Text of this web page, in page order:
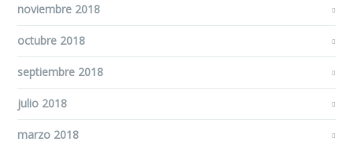
noviembre 2018
octubre 2018
septiembre 2018
julio 2018
marzo 2018